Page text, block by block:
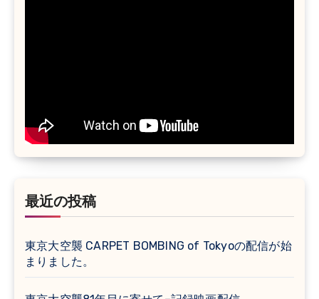
最近の投稿
東京大空襲 CARPET BOMBING of Tokyoの配信が始
まりました。